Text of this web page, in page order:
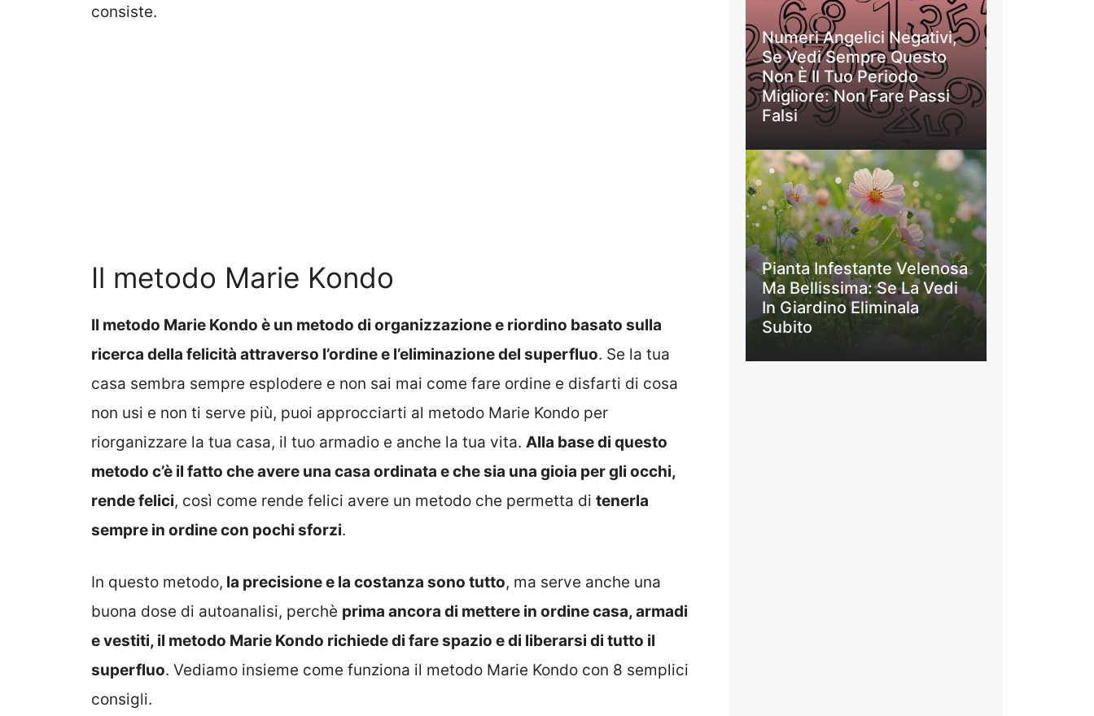
consiste.
Il metodo Marie Kondo
Il metodo Marie Kondo è un metodo di organizzazione e riordino basato sulla
ricerca della felicità attraverso l’ordine e l’eliminazione del superfluo. Se la tua
casa sembra sempre esplodere e non sai mai come fare ordine e disfarti di cosa
non usi e non ti serve più, puoi approcciarti al metodo Marie Kondo per
riorganizzare la tua casa, il tuo armadio e anche la tua vita. Alla base di questo
metodo c’è il fatto che avere una casa ordinata e che sia una gioia per gli occhi,
rende felici, così come rende felici avere un metodo che permetta di tenerla
sempre in ordine con pochi sforzi.
In questo metodo, la precisione e la costanza sono tutto, ma serve anche una
buona dose di autoanalisi, perchè prima ancora di mettere in ordine casa, armadi
e vestiti, il metodo Marie Kondo richiede di fare spazio e di liberarsi di tutto il
superfluo. Vediamo insieme come funziona il metodo Marie Kondo con 8 semplici
consigli.
Numeri Angelici Negativi,
Se Vedi Sempre Questo
Non È Il Tuo Periodo
Migliore: Non Fare Passi
Falsi
Pianta Infestante Velenosa
Ma Bellissima: Se La Vedi
In Giardino Eliminala
Subito